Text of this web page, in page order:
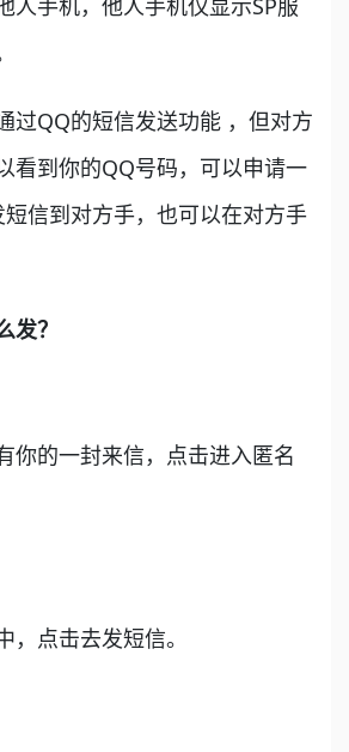
人手机，他人手机仅显示SP服
过QQ的短信发送功能 ，但对方
看到你的QQ号码，可以申请一
信到对方手，也可以在对方手
发？
你的一封来信，点击进入匿名
，点击去发短信。